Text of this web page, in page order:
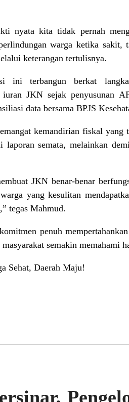
nyata kita tidak pernah
warga ketika sakit,
keterangan tertulisnya.
ini terbangun berkat
iuran JKN sejak penyusunan
data bersama BPJS
kemandirian fiskal
semata, melainkan
JKN benar-benar
yang kesulitan
tegas Mahmud.
penuh
semakin memahami
Sehat, Daerah Maju!